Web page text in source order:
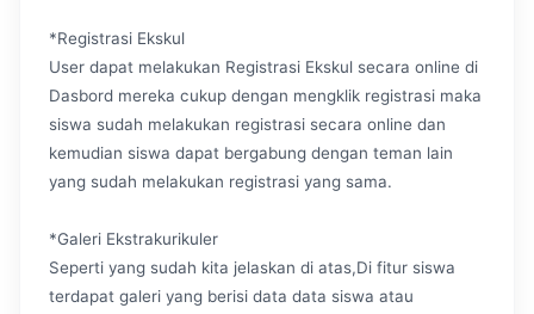
*Registrasi Ekskul
User dapat melakukan Registrasi Ekskul secara online di
Dasbord mereka cukup dengan mengklik registrasi maka
siswa sudah melakukan registrasi secara online dan
kemudian siswa dapat bergabung dengan teman lain
yang sudah melakukan registrasi yang sama.
*Galeri Ekstrakurikuler
Seperti yang sudah kita jelaskan di atas,Di fitur siswa
terdapat galeri yang berisi data data siswa atau